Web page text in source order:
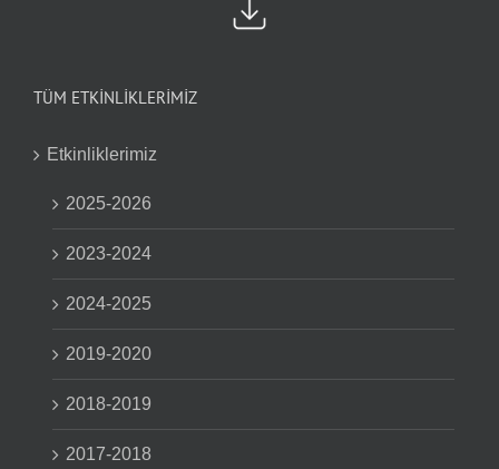
TÜM ETKİNLİKLERİMİZ
Etkinliklerimiz
2025-2026
2023-2024
2024-2025
2019-2020
2018-2019
2017-2018